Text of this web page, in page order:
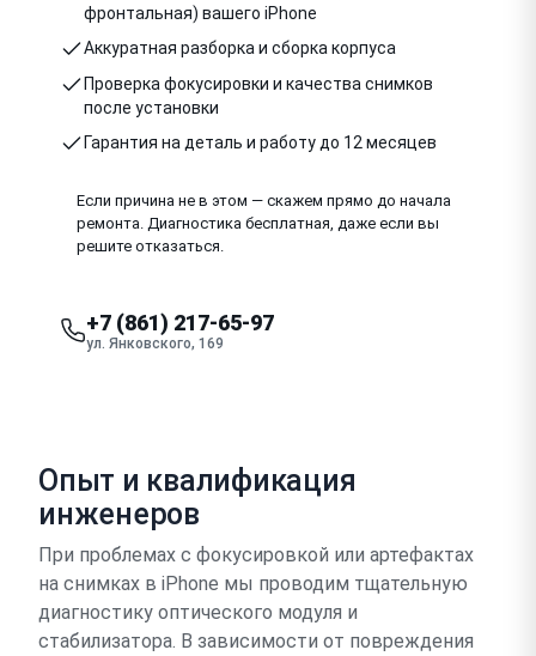
фронтальная) вашего iPhone
Аккуратная разборка и сборка корпуса
Проверка фокусировки и качества снимков
после установки
Гарантия на деталь и работу до 12 месяцев
Если причина не в этом — скажем прямо до начала
ремонта. Диагностика бесплатная, даже если вы
решите отказаться.
+7 (861) 217-65-97
ул. Янковского, 169
Опыт и квалификация
инженеров
При проблемах с фокусировкой или артефактах
на снимках в iPhone мы проводим тщательную
диагностику оптического модуля и
стабилизатора. В зависимости от повреждения